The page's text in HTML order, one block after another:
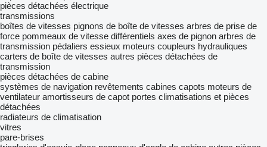
pièces détachées électrique
transmissions
boîtes de vitesses pignons de boîte de vitesses arbres de prise de
force pommeaux de vitesse différentiels axes de pignon arbres de
transmission pédaliers essieux moteurs coupleurs hydrauliques
carters de boîte de vitesses autres pièces détachées de
transmission
pièces détachées de cabine
systèmes de navigation revêtements cabines capots moteurs de
ventilateur amortisseurs de capot portes climatisations et pièces
détachées
radiateurs de climatisation
vitres
pare-brises